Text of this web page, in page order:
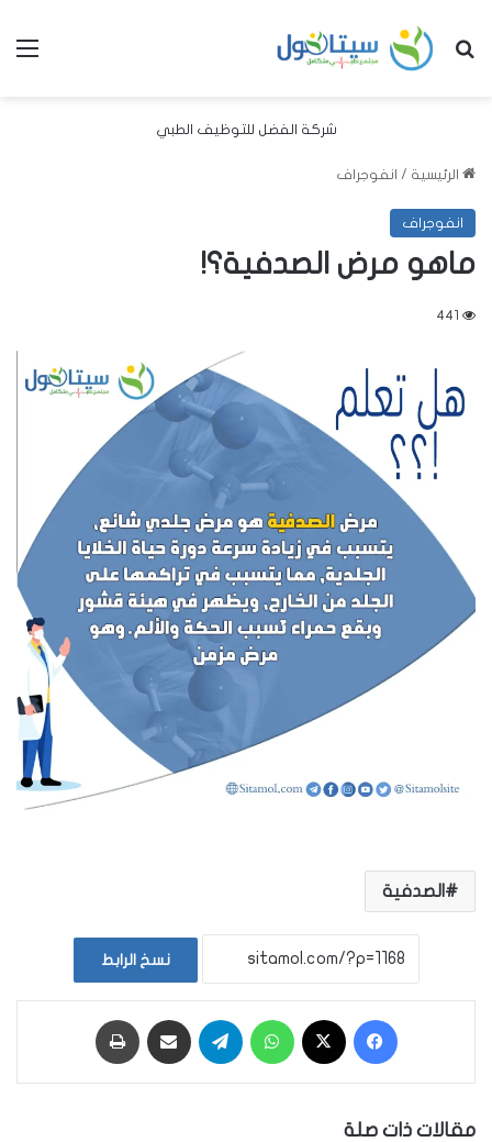
بحث عن
شركة الفضل للتوظيف الطبي
الرئيسية / انفوجراف
انفوجراف
ماهو مرض الصدفية؟!
441
الصدفية
نسخ الرابط
مقالات ذات صلة